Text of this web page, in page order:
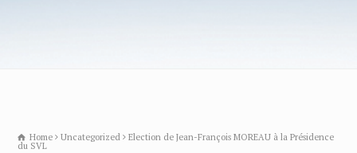
Home Uncategorized Election de Jean-François MOREAU à la Présidence
du SVL